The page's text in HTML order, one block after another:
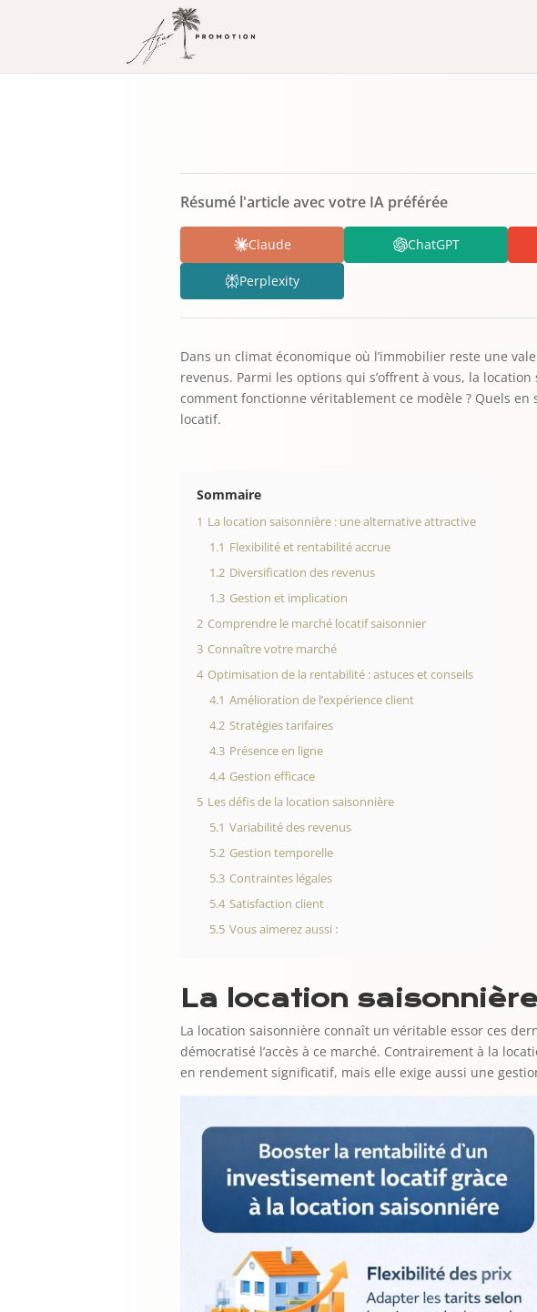
Résumé l'article avec votre IA préférée
Claude ChatGPT
Perplexity
Dans un climat économique où l’immobilier reste une
revenus. Parmi les options qui s’offrent à vous, la
comment fonctionne véritablement ce modèle ? Quels en
locatif.
Sommaire
1 La location saisonnière : une alternative attractive
1.1 Flexibilité et rentabilité accrue
1.2 Diversification des revenus
1.3 Gestion et implication
2 Comprendre le marché locatif saisonnier
3 Connaître votre marché
4 Optimisation de la rentabilité : astuces et conseils
4.1 Amélioration de l’expérience client
4.2 Stratégies tarifaires
4.3 Présence en ligne
4.4 Gestion efficace
5 Les défis de la location saisonnière
5.1 Variabilité des revenus
5.2 Gestion temporelle
5.3 Contraintes légales
5.4 Satisfaction client
5.5 Vous aimerez aussi :
La location
La location saisonnière connaît un véritable essor ces
démocratisé l’accès à ce marché. Contrairement à la
en rendement significatif, mais elle exige aussi une